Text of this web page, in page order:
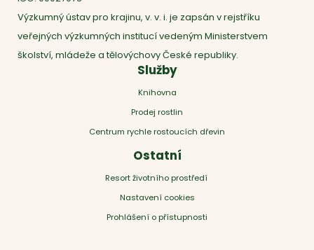
Výzkumný ústav pro krajinu, v. v. i. je zapsán v rejstříku
veřejných výzkumných institucí vedeným Ministerstvem
školství, mládeže a tělovýchovy České republiky.
Služby
Knihovna
Prodej rostlin
Centrum rychle rostoucích dřevin
Ostatní
Resort životního prostředí
Nastavení cookies
Prohlášení o přístupnosti